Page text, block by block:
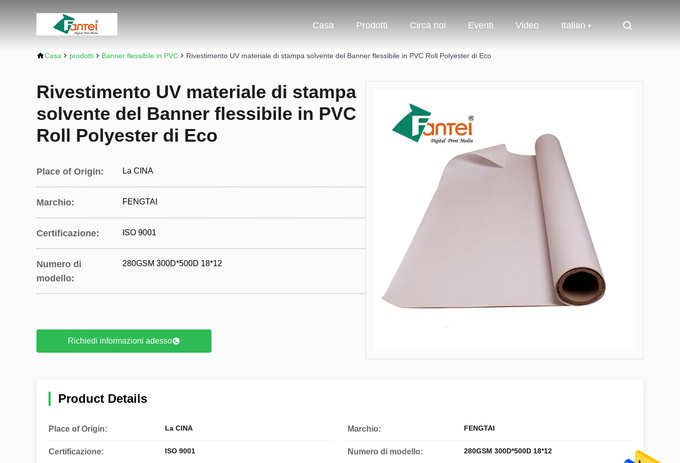
Casa Prodotti Circa noi Eventi Video Italian
Casa prodotti Banner flessibile in PVC Rivestimento UV materiale di stampa solvente del Banner flessibile in PVC Roll Polyester di Eco
Rivestimento UV materiale di stampa
solvente del Banner flessibile in PVC
Roll Polyester di Eco
Place of Origin: La CINA
Marchio: FENGTAI
Certificazione: ISO 9001
Numero di
modello:
280GSM 300D*500D 18*12
Richiedi informazioni adesso
Product Details
Place of Origin: La CINA Marchio: FENGTAI
Certificazione: ISO 9001 Numero di modello: 280GSM 300D*500D 18*12